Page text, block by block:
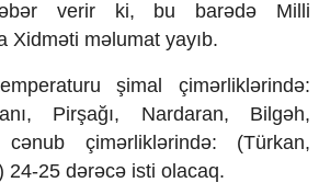
verir ki, bu barədə Milli
Xidməti məlumat yayıb.
şimal çimərliklərində:
Pirşağı, Nardaran, Bilgəh,
çimərliklərində: (Türkan,
24-25 dərəcə isti olacaq.